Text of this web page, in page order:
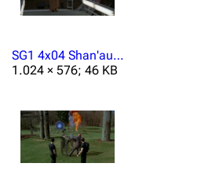
Artikel
Serien
SG1 4x04 Shan'auc.JPG
1.024 × 576; 46 KB